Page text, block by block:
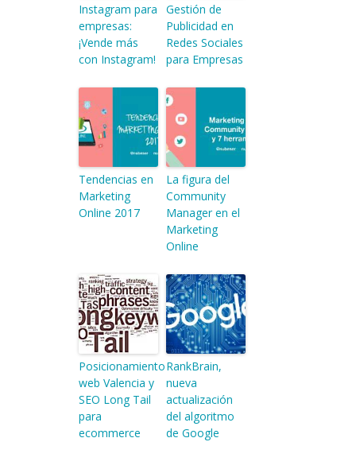
Instagram para
empresas:
¡Vende más
con Instagram!
Gestión de
Publicidad en
Redes Sociales
para Empresas
Tendencias en
Marketing
Online 2017
La figura del
Community
Manager en el
Marketing
Online
Posicionamiento
web Valencia y
SEO Long Tail
para
ecommerce
RankBrain,
nueva
actualización
del algoritmo
de Google